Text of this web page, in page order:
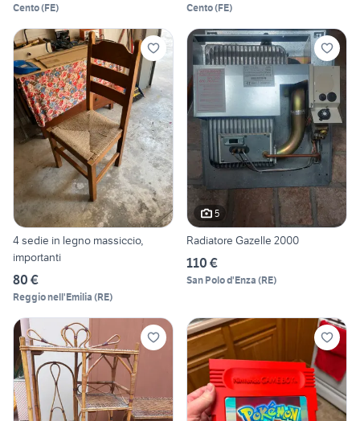
Cento(FE) Cento(FE)
4 sedie in legno massiccio,
importanti
80 €
Reggio nell'Emilia (RE)
5
Radiatore Gazelle 2000
110 €
San Polo d'Enza (RE)